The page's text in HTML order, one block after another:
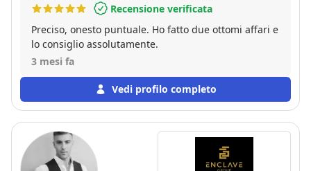
Recensione verificata
Preciso, onesto puntuale. Ho fatto due ottomi affari e
lo consiglio assolutamente.
3 mesi fa
Vedi profilo completo